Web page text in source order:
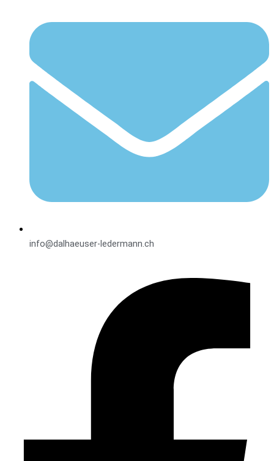
info@dalhaeuser-ledermann.ch